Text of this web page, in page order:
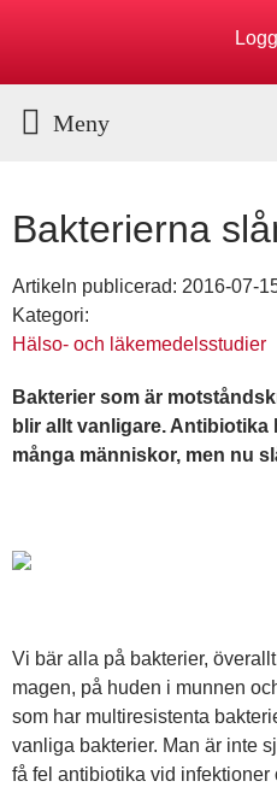
Bakterierna
Artikeln publicerad: 2016-07-
Kategori:
Hälso- och läkemedelsstudier
Bakterier som är
blir allt vanligare. Antibiotika
många människor, men nu
Vi bär alla på bakterier,
magen, på huden i munnen
som har multiresistenta
vanliga bakterier. Man är inte
få fel antibiotika vid